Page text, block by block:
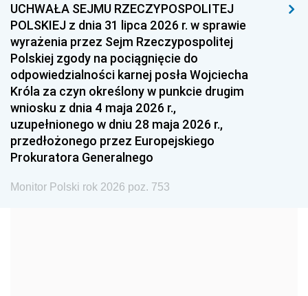
1996 1995 1994
1993 1992 1991
1990 1989
1987 1986 1985
1984 1983
1981 1980 1979
1978 1977
1975 1974
UCHWAŁA SEJMU RZECZYPOSPOLITEJ
POLSKIEJ z dnia 31 lipca 2026 r. w sprawie
wyrażenia przez Sejm Rzeczypospolitej
Polskiej zgody na pociągnięcie do
odpowiedzialności karnej posła Wojciecha
Króla za czyn określony w punkcie drugim
wniosku z dnia 4 maja 2026 r.,
uzupełnionego w dniu 28 maja 2026 r.,
przedłożonego przez Europejskiego
Prokuratora Generalnego
Monitor Polski rok 2026 poz. 753